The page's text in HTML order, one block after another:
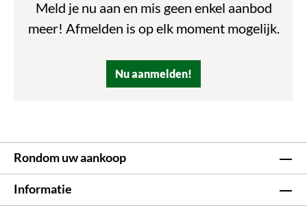
Meld je nu aan en mis geen enkel aanbod
meer! Afmelden is op elk moment mogelijk.
Nu aanmelden!
Rondom uw aankoop
Informatie